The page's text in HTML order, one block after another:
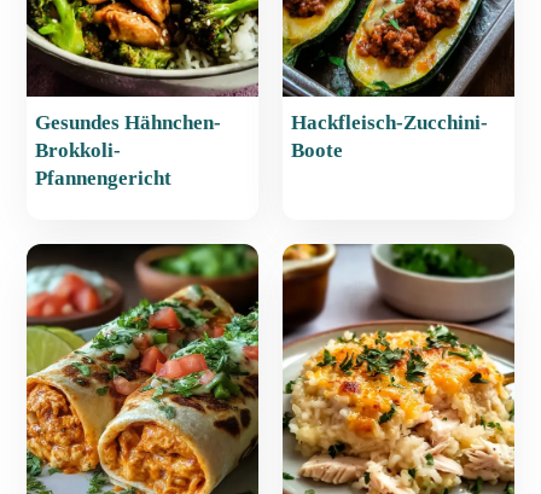
Gesundes Hähnchen-
Brokkoli-
Pfannengericht
Hackfleisch-Zucchini-
Boote